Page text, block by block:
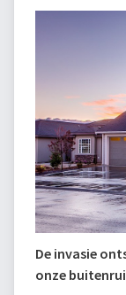
De invasie
onze